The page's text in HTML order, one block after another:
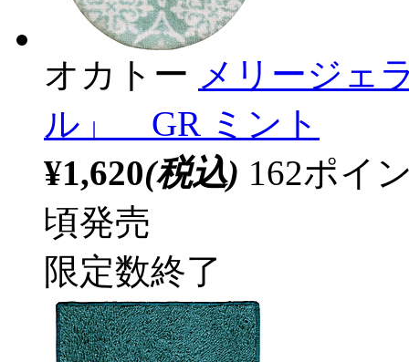
オカトー メリージェ
ル」 GR ミント
¥1,620(税込) 162ポイ
頃発売
限定数終了